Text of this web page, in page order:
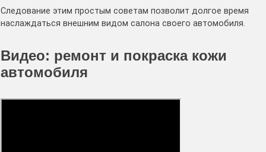
Следование этим простым советам позволит долгое время
наслаждаться внешним видом салона своего автомобиля.
Видео: ремонт и покраска кожи
автомобиля